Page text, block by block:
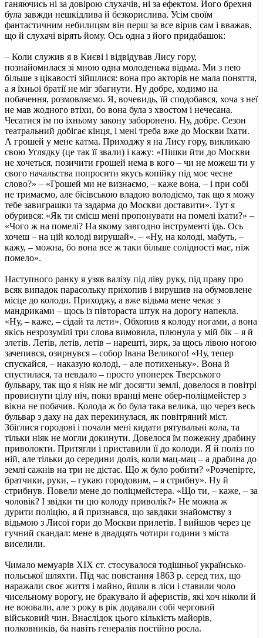
ганяючись ні за довірою слухачів, ні за ефектом. Його брехня
була завжди нешкідлива й безкорислива. Усім своїм
фантастичним небилицям він перш за все вірив сам і вважав,
що й слухачі вірять йому. Ось одна з його придабашок:
– Коли служив я в Києві і відвідував Лису гору,
познайомилася зі мною одна молоденька відьма. Ми з нею
більше з цікавості зійшлися: вона про акторів не мала поняття,
а я їхньої братії не міг збагнути. Ну добре, ходимо на
побачення, розмовляємо. Я, вочевидь, їй сподобався, хоча з неї
не мав жодного втіхи, бо вона була з хвостом і нечесана.
Чесатися їм по їхньому закону заборонено. Ну, добре. Сезон
театральний добігає кінця, і мені треба вже до Москви їхати.
А грошей у мене катма. Приходжу я на Лису гору, викликаю
свою Углядку (це так її звали) і кажу: «Пішки йти до Москви
не хочеться, позичити грошей нема в кого – чи не можеш ти у
свого начальства попросити якусь копійку під моє чесне
слово?» – «Грошей ми не визнаємо, – каже вона, – і при собі
не тримаємо, але бісівською владою володіємо, так що я можу
тебе завиграшки та задарма до Москви доставити». Тут я
обурився: «Як ти смієш мені пропонувати на помелі їхати?» –
«Чого ж на помелі? На якому завгодно інструменті їдь. Ось
хочеш – на цій колоді вирушай». – «Ну, на колоді, мабуть, –
кажу, – можна, бо вона все ж таки більше солідності має, ніж
помело».
Наступного ранку я узяв валізу під ліву руку, під праву про
всяк випадок парасольку прихопив і вирушив на обумовлене
місце до колоди. Приходжу, а вже відьма мене чекає з
мандриками – щось із півтораста штук на дорогу напекла.
«Ну, – каже, – сідай та лети». Обхопив я колоду ногами, а вона
якісь незрозумілі три слова вимовила, плюнула у мій бік – я й
злетів. Летів, летів, летів – нарешті, зирк, за щось лівою ногою
зачепився, озирнувся – собор Івана Великого! «Ну, тепер
спускайся, – наказую колоді, – але потихеньку». Вона й
спустилася, та невдало – просто упоперек Тверського
бульвару, так що я ніяк не міг досягти землі, довелося в повітрі
провиснути цілу ніч, поки вранці мене обер-поліцмейстер з
вікна не побачив. Колода ж бо була така велика, що через весь
бульвар з даху на дах перекинулася, як повітряний міст.
Збіглися городові і почали мені кидати рятувальні кола, та
тільки ніяк не могли докинути. Довелося їм пожежну драбину
приволокти. Притягли і приставили її до колоди. Я й поліз по
ній, але тільки до середини доліз, коли мац-мац – а драбина до
землі сажнів на три не дістає. Що ж було робити? «Розчепірте,
братчики, руки, – гукаю городовим, – я стрибну». Ну й
стрибнув. Повели мене до поліцмейстера. «Що ти, – каже, – за
чоловік? І звідки ти цю колоду приволік?» Не можна ж
дурити поліцію, я й признався, що завдяки знайомству з
відьмою з Лисої гори до Москви прилетів. І вийшов через це
гучний скандал: мене в двадцять чотири години з міста
виселили.
Чимало мемуарів ХІХ ст. стосувалося тодішньої українсько-
польської шляхти. Під час повстання 1863 р. серед тих, що
наражали своє життя і майно, йшли в ліси і ставили чоло
чисельному ворогу, не бракувало й аферистів, які хоч ніколи й
не воювали, але з року в рік додавали собі черговий
військовий чин. Внаслідок цього кількість майорів,
полковників, ба навіть генералів постійно росла.